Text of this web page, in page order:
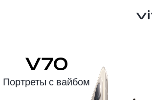
Портреты с вайбом